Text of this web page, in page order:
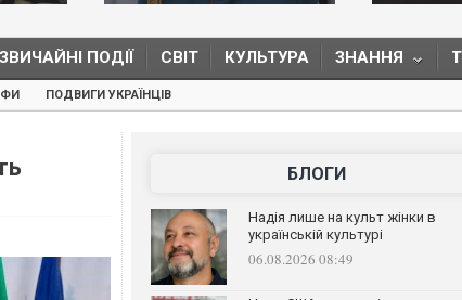
ПОДІЇ СВІТ КУЛЬТУРА ЗНАННЯ
ПОДВИГИ УКРАЇНЦІВ
БЛОГИ
Надія лише на культ жінки в
українській культурі
06.08.2026 08:49